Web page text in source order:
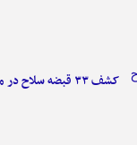
کشف ۳۳ قبضه سلاح در مرزهای آذربایجان غربی